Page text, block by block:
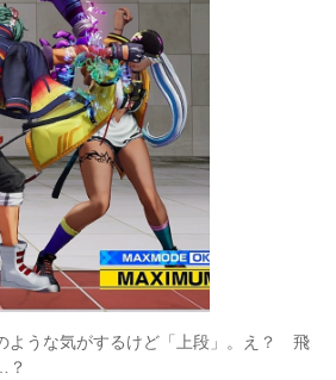
ような気がするけど「上段」。え？ 飛
？